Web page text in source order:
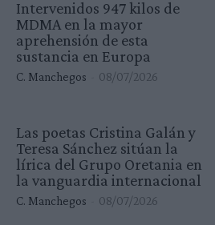
Intervenidos 947 kilos de
MDMA en la mayor
aprehensión de esta
sustancia en Europa
C. Manchegos 08/07/2026
Las poetas Cristina Galán y
Teresa Sánchez sitúan la
lírica del Grupo Oretania en
la vanguardia internacional
C. Manchegos 08/07/2026